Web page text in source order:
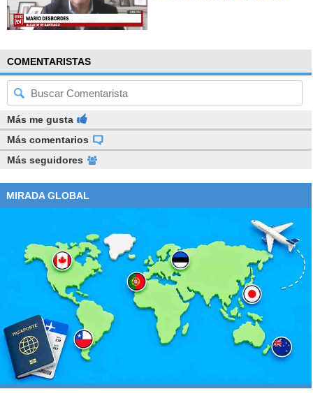
COMENTARISTAS
Más me gusta
Más comentarios
Más seguidores
MIRADA GLOBAL